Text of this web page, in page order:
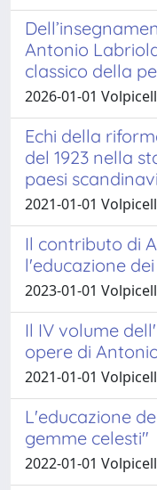
Antonio
classico della
2026-01-01
Echi della
del 1923 nella
paesi scandinavi
2021-01-01
Il contributo di
l'educazione
2023-01-01
Il IV volume
opere di
2021-01-01
L'educazione
gemme celesti"
2022-01-01